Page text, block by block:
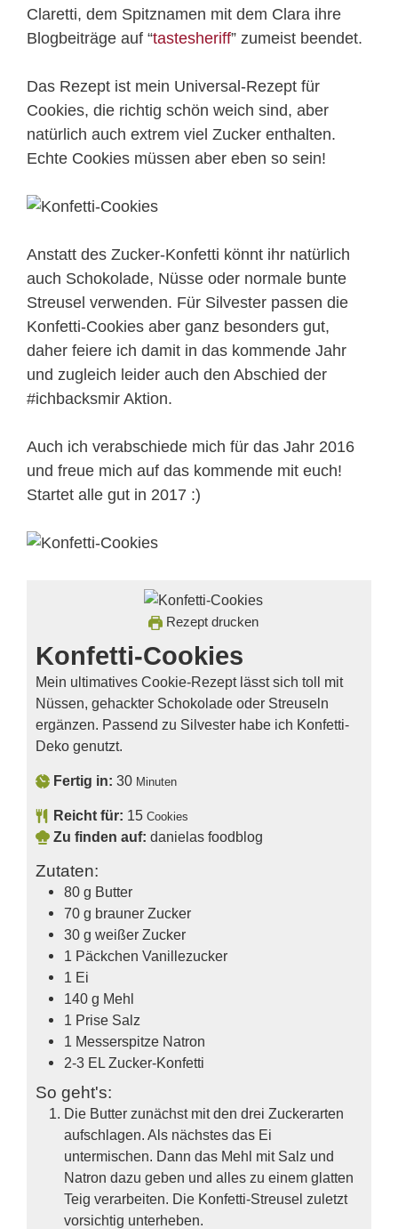
Claretti, dem Spitznamen mit dem Clara ihre
Blogbeiträge auf “tastesheriff” zumeist beendet.
Das Rezept ist mein Universal-Rezept für
Cookies, die richtig schön weich sind, aber
natürlich auch extrem viel Zucker enthalten.
Echte Cookies müssen aber eben so sein!
Anstatt des Zucker-Konfetti könnt ihr natürlich
auch Schokolade, Nüsse oder normale bunte
Streusel verwenden. Für Silvester passen die
Konfetti-Cookies aber ganz besonders gut,
daher feiere ich damit in das kommende Jahr
und zugleich leider auch den Abschied der
#ichbacksmir Aktion.
Auch ich verabschiede mich für das Jahr 2016
und freue mich auf das kommende mit euch!
Startet alle gut in 2017 :)
Rezept drucken
Konfetti-Cookies
Mein ultimatives Cookie-Rezept lässt sich toll mit
Nüssen, gehackter Schokolade oder Streuseln
ergänzen. Passend zu Silvester habe ich Konfetti-
Deko genutzt.
Fertig in: 30 Minuten
Reicht für: 15 Cookies
Zu finden auf: danielas foodblog
Zutaten:
80 g Butter
70 g brauner Zucker
30 g weißer Zucker
1 Päckchen Vanillezucker
1 Ei
140 g Mehl
1 Prise Salz
1 Messerspitze Natron
2-3 EL Zucker-Konfetti
So geht's:
Die Butter zunächst mit den drei Zuckerarten
aufschlagen. Als nächstes das Ei
untermischen. Dann das Mehl mit Salz und
Natron dazu geben und alles zu einem glatten
Teig verarbeiten. Die Konfetti-Streusel zuletzt
vorsichtig unterheben.